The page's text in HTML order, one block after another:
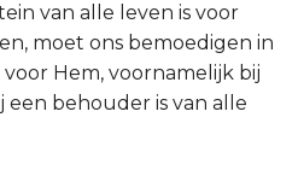
van alle leven is voor
moet ons bemoedigen in
Hem, voornamelijk bij
behouder is van alle